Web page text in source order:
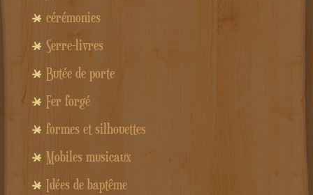
cérémonies
Serre-livres
Butée de porte
Fer forgé
formes et silhouettes
Mobiles musicaux
Idées de baptême